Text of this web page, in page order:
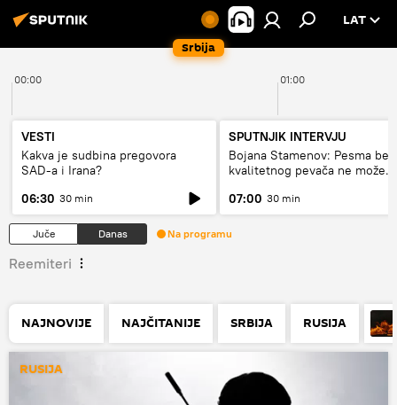
Srbija
LAT
00:00 01:00
VESTI
Kakva je sudbina pregovora
SAD-a i Irana?
06:30 30 min
SPUTNJIK INTERVJU
Bojana Stamenov: Pesma bez
kvalitetnog pevača ne može
07:00 30 min
Juče Danas Na programu
Reemiteri
NAJNOVIJE NAJČITANIJE SRBIJA RUSIJA
RUSIJA